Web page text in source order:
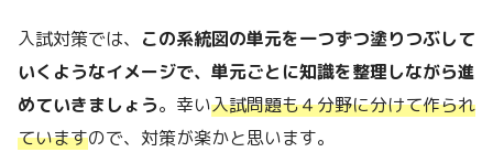
入試対策では、 この系統図の単元を一つずつ塗りつぶして
いくようなイメージで、単元ごとに知識を整理しながら進
めていきましょう。幸い入試問題も４分野に分けて作られ
ていますので、対策が楽かと思います。